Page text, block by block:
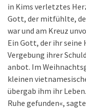
in Kims verletztes
Gott, der mitfühlte,
war und am Kreuz
Ein Gott, der ihr
Vergebung ihrer
anbot. Im
kleinen
übergab ihm ihr
Ruhe gefunden«,